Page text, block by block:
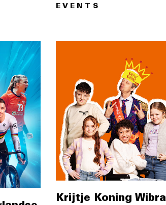
EVENTS
Krijtje Koning Wibra